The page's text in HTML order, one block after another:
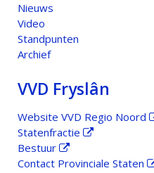
Nieuws
Video
Standpunten
Archief
VVD Fryslân
Website VVD Regio Noord
Statenfractie
Bestuur
Contact Provinciale Staten